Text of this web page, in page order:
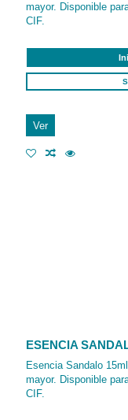
mayor. Disponible
CIF.
Ver
ESENCIA
Esencia Sandalo
mayor. Disponible
CIF.